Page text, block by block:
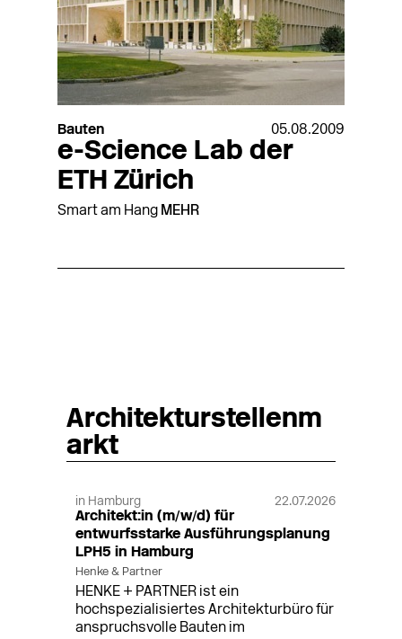
Bauten 05.08.2009
e-Science Lab der
ETH Zürich
Smart am Hang MEHR
Architekturstellenm
arkt
in Hamburg 22.07.2026
Architekt:in (m/w/d) für
entwurfsstarke Ausführungsplanung
LPH5 in Hamburg
Henke & Partner
HENKE + PARTNER ist ein
hochspezialisiertes Architekturbüro für
anspruchsvolle Bauten im